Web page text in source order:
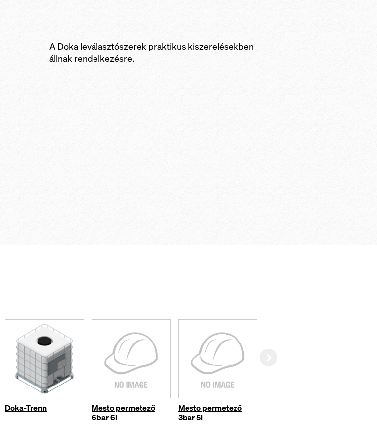
A Doka leválasztószerek praktikus kiszerelésekben
állnak rendelkezésre.
Doka-Trenn
Mesto permetező
6bar 6l
Mesto permetező
3bar 5l